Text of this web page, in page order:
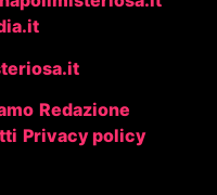
Redazione
Privacy policy